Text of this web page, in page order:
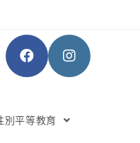
別平等教育